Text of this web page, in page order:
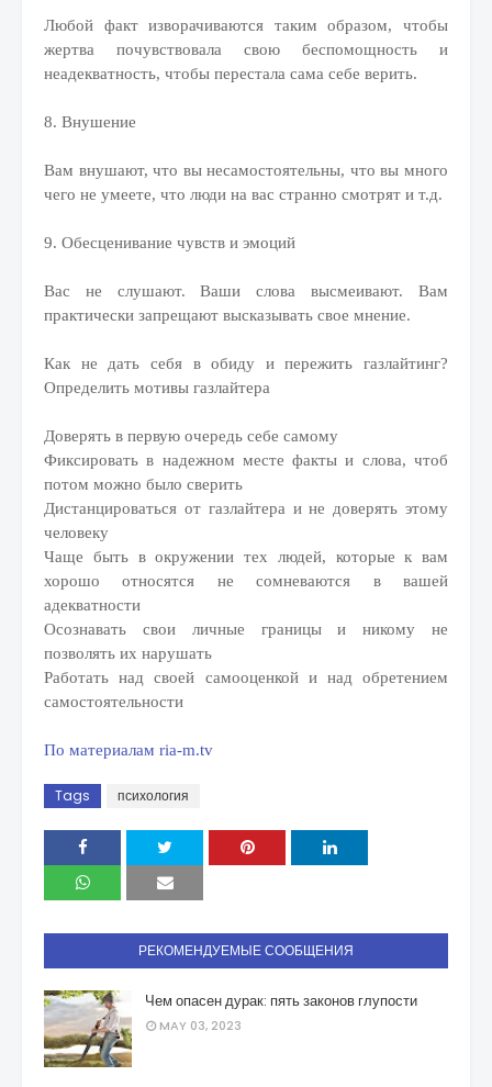
Любой факт изворачиваются таким образом, чтобы
жертва почувствовала свою беспомощность и
неадекватность, чтобы перестала сама себе верить.
8. Внушение
Вам внушают, что вы несамостоятельны, что вы много
чего не умеете, что люди на вас странно смотрят и т.д.
9. Обесценивание чувств и эмоций
Вас не слушают. Ваши слова высмеивают. Вам
практически запрещают высказывать свое мнение.
Как не дать себя в обиду и пережить газлайтинг?
Определить мотивы газлайтера
Доверять в первую очередь себе самому
Фиксировать в надежном месте факты и слова, чтоб
потом можно было сверить
Дистанцироваться от газлайтера и не доверять этому
человеку
Чаще быть в окружении тех людей, которые к вам
хорошо относятся не сомневаются в вашей
адекватности
Осознавать свои личные границы и никому не
позволять их нарушать
Работать над своей самооценкой и над обретением
самостоятельности
По материалам ria-m.tv
Tags психология
РЕКОМЕНДУЕМЫЕ СООБЩЕНИЯ
Чем опасен дурак: пять законов глупости
MAY 03, 2023